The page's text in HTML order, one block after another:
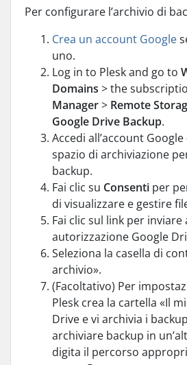
Per configurare l’archivio di
Crea un account Google
uno.
Log in to Plesk and go to
Domains > the
Manager> Remote
Google Drive Backup.
Accedi all’account
spazio di archiviazione
backup.
Fai clic su Consenti per
di visualizzare e gestire
Fai clic sul link per inviare
autorizzazione Google
Seleziona la casella di
archivio».
(Facoltativo) Per
Plesk crea la cartella «Il
Drive e vi archivia i
archiviare backup in
digita il percorso